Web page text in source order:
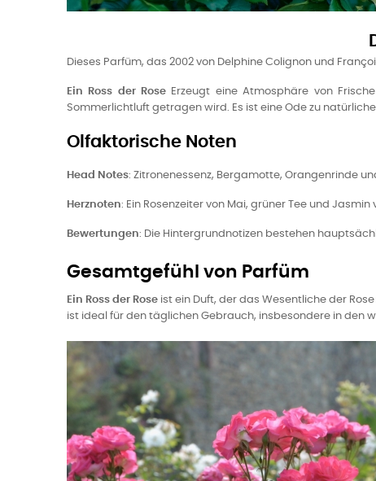
Dieses Parfüm, das 2002 von Delphine Colignon und
Ein Ross der Rose Erzeugt eine Atmosphäre von
Sommerlichtluft getragen wird. Es ist eine Ode zu
Olfaktorische Noten
Head Notes: Zitronenessenz, Bergamotte, Orangenrinde
Herznoten: Ein Rosenzeiter von Mai, grüner Tee und
Bewertungen: Die Hintergrundnotizen bestehen
Gesamtgefühl von Parfüm
Ein Ross der Rose ist ein Duft, der das Wesentliche der
ist ideal für den täglichen Gebrauch, insbesondere in den